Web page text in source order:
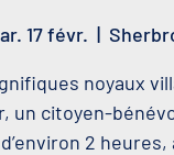
17 févr.
  |
noyaux
un citoyen-
2